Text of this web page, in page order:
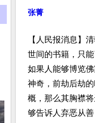
张菁
【人民报消息】
世间的书籍，只
如果人能够博览
神奇，前劫后劫
概，那么其胸襟
够告诉人弃恶从